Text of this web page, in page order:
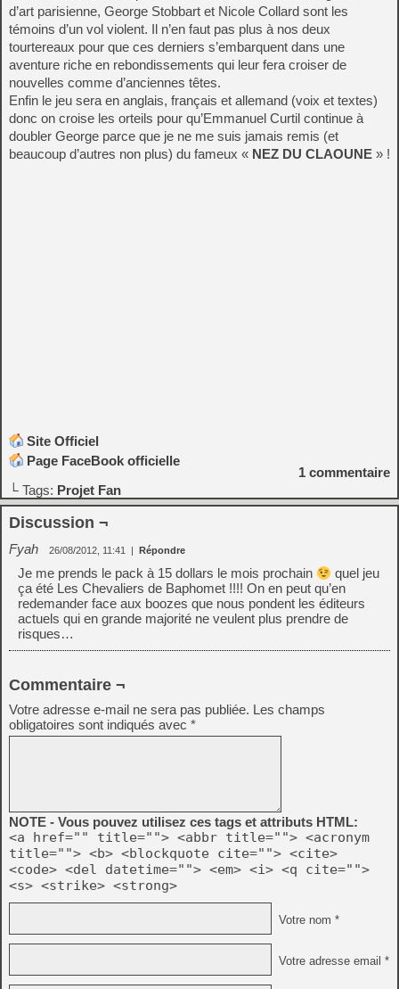
d’art parisienne, George Stobbart et Nicole Collard sont les
témoins d’un vol violent. Il n’en faut pas plus à nos deux
tourtereaux pour que ces derniers s’embarquent dans une
aventure riche en rebondissements qui leur fera croiser de
nouvelles comme d’anciennes têtes.
Enfin le jeu sera en anglais, français et allemand (voix et textes)
donc on croise les orteils pour qu’Emmanuel Curtil continue à
doubler George parce que je ne me suis jamais remis (et
beaucoup d’autres non plus) du fameux « NEZ DU CLAOUNE » !
Site Officiel
Page FaceBook officielle
└ Tags: Projet Fan
1 commentaire
Discussion ¬
Fyah 26/08/2012, 11:41 | Répondre
Je me prends le pack à 15 dollars le mois prochain
quel jeu
ça été Les Chevaliers de Baphomet !!!! On en peut qu’en
redemander face aux boozes que nous pondent les éditeurs
actuels qui en grande majorité ne veulent plus prendre de
risques…
Commentaire ¬
Votre adresse e-mail ne sera pas publiée. Les champs
obligatoires sont indiqués avec *
NOTE - Vous pouvez utilisez ces tags et attributs HTML:
<a href="" title=""> <abbr title=""> <acronym
title=""> <b> <blockquote cite=""> <cite>
<code> <del datetime=""> <em> <i> <q cite="">
<s> <strike> <strong>
Votre nom *
Votre adresse email *